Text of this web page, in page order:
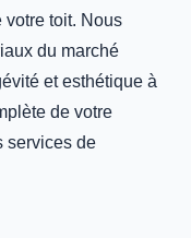
votre toit. Nous
du marché
et esthétique à
de votre
services de